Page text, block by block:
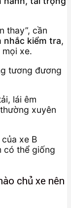
thay”, cần
nhắc kiểm tra,
mọi xe.
tương đương
lái êm
xuyên
của xe B
có thể giống
chủ xe nên